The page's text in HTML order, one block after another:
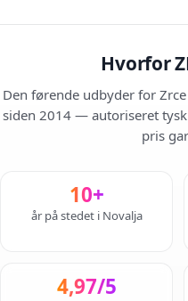
Hvorfor
Den førende udbyder for
siden 2014 — autoriseret
pris
10+
år på stedet i Novalja
4,97/5